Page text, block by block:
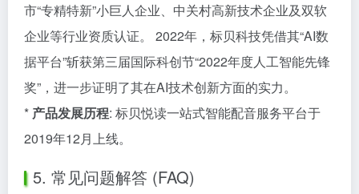
市“专精特新”小巨人企业、中关村高新技术企业及双软
企业等行业资质认证。 2022年，标贝科技凭借其“AI数
据平台”斩获第三届国际科创节“2022年度人工智能先锋
奖”，进一步证明了其在AI技术创新方面的实力。
* 产品发展历程: 标贝悦读一站式智能配音服务平台于
2019年12月上线。
5. 常见问题解答 (FAQ)